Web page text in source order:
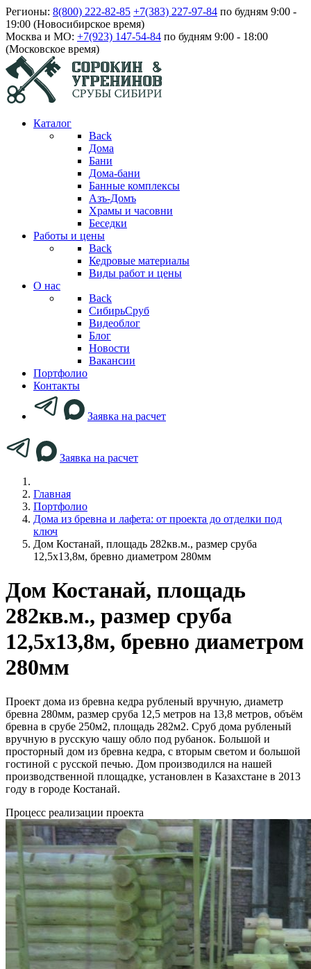
Регионы: 8(800) 222-82-85 +7(383) 227-97-84 по будням 9:00 -
19:00 (Новосибирское время)
Москва и МО: +7(923) 147-54-84 по будням 9:00 - 18:00
(Московское время)
Каталог
Back
Дома
Бани
Дома-бани
Банные комплексы
Азъ-Домъ
Храмы и часовни
Беседки
Работы и цены
Back
Кедровые материалы
Виды работ и цены
О нас
Back
СибирьСруб
Видеоблог
Блог
Новости
Вакансии
Портфолио
Контакты
Заявка на расчет
Заявка на расчет
Главная
Портфолио
Дома из бревна и лафета: от проекта до отделки под
ключ
Дом Костанай, площадь 282кв.м., размер сруба
12,5х13,8м, бревно диаметром 280мм
Дом Костанай, площадь
282кв.м., размер сруба
12,5х13,8м, бревно диаметром
280мм
Проект дома из бревна кедра рубленый вручную, диаметр
бревна 280мм, размер сруба 12,5 метров на 13,8 метров, объём
бревна в срубе 250м2, площадь 282м2. Сруб дома рубленый
вручную в русскую чашу обло под рубанок. Большой и
просторный дом из бревна кедра, с вторым светом и большой
гостиной с русской печью. Дом производился на нашей
производственной площадке, установлен в Казахстане в 2013
году в городе Костанай.
Процесс реализации проекта